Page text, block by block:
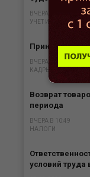
ВЧЕРА В 13:53
УЧЕТ И ОТЧЕТНОСТЬ
Принять она
ВЧЕРА В 12:51
КАДРЫ
Возврат
периода
ВЧЕРА В 10:49
НАЛОГИ
условий труда